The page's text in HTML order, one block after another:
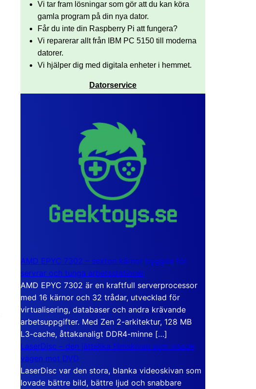
Vi tar fram lösningar som gör att du kan köra
gamla program på din nya dator.
Får du inte din Raspberry Pi att fungera?
Vi reparerar allt från IBM PC 5150 till moderna
datorer.
Vi hjälper dig med digitala enheter i hemmet.
Datorservice
AMD EPYC 7302 – sexton kärnor byggda för
servrar och tunga arbetsstationer
AMD EPYC 7302 är en kraftfull serverprocessor
med 16 kärnor och 32 trådar, utvecklad för
virtualisering, databaser och andra krävande
arbetsuppgifter. Med Zen 2-arkitektur, 128 MB
L3-cache, åttakanaligt DDR4-minne […]
LaserDisc – den jättelika filmskivan som visade
vägen mot DVD
LaserDisc var den stora, blanka videoskivan som
lovade bättre bild, bättre ljud och snabbare